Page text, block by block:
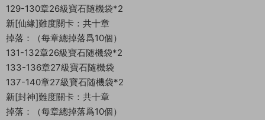
129-130章26級寶石随機袋*2
新[仙緣]難度關卡：共十章
掉落：（每章總掉落爲10個）
131-132章26級寶石随機袋*2
133-136章27級寶石随機袋
137-140章27級寶石随機袋*2
新[封神]難度關卡：共十章
掉落：（每章總掉落爲10個）